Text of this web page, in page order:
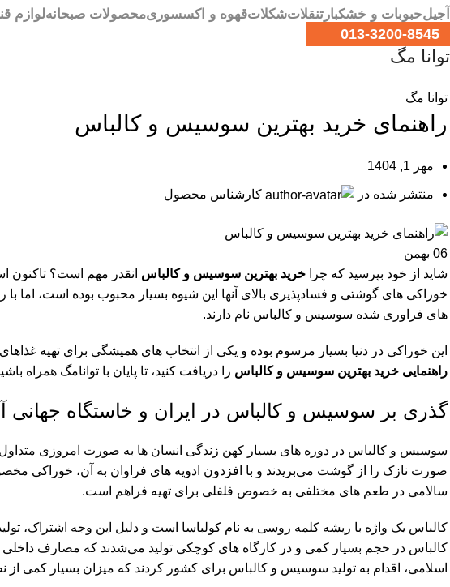
آجیلحبوبات و خشکبار تنقلاتشکلاتقهوه و اکسسوریمحصولات صبحانهلوازم
013-3200-8545
توانا مگ
توانا مگ
راهنمای خرید بهترین سوسیس و کالباس
مهر 1, 1404
منتشر شده در کارشناس محصول
06 بهمن
شاید از خود بپرسید که چرا خرید بهترین سوسیس و کالباس انقدر مهم است؟ تاکنون
خوراکی های گوشتی و فسادپذیری بالای آنها این شیوه بسیار محبوب بوده است، اما
های فراوری شده سوسیس و کالباس نام دارند.
این خوراکی در دنیا بسیار مرسوم بوده و یکی از انتخاب های همیشگی برای تهیه
راهنمایی خرید بهترین سوسیس و کالباس را دریافت کنید، تا پایان با توانامگ همراه
گذری بر سوسیس و کالباس در ایران و خاستگاه جهانی
سوسیس و کالباس در دوره های بسیار کهن زندگی انسان ها به صورت امروزی
صورت نازک را از گوشت می‌بریدند و با افزدون ادویه های فراوان به آن، خوراکی
سالامی در طعم های مختلفی به خصوص فلفلی برای تهیه فراهم است.
کالباس یک واژه با ریشه کلمه روسی به نام کولباسا است و دلیل این وجه اشتراک،
کالباس در حجم بسیار کمی و در کارگاه های کوچکی تولید می‌شدند که مصارف
اسلامی، اقدام به تولید سوسیس و کالباس برای کشور کردند که میزان بسیار کمی از